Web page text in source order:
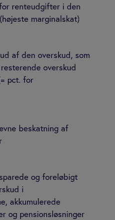
renteudgifter i den
marginalskat)
af den overskud, som
overskud
pct. for
beskatning af
og foreløbigt
i
akkumulerede
og pensionsløsninger